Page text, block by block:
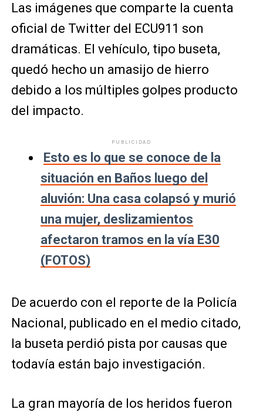
Las imágenes que comparte la cuenta
oficial de Twitter del ECU911 son
dramáticas. El vehículo, tipo buseta,
quedó hecho un amasijo de hierro
debido a los múltiples golpes producto
del impacto.
PUBLICIDAD
Esto es lo que se conoce de la
situación en Baños luego del
aluvión: Una casa colapsó y murió
una mujer, deslizamientos
afectaron tramos en la vía E30
(FOTOS)
De acuerdo con el reporte de la Policía
Nacional, publicado en el medio citado,
la buseta perdió pista por causas que
todavía están bajo investigación.
La gran mayoría de los heridos fueron